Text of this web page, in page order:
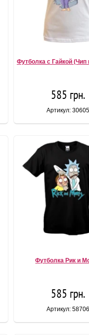
Футболка с Гайкой (Чип
585 грн.
Артикул: 30605
Футболка Рик и
585 грн.
Артикул: 58706